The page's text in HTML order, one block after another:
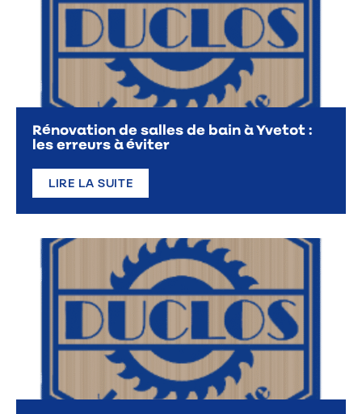
Rénovation de salles de bain à Yvetot :
les erreurs à éviter
LIRE LA SUITE